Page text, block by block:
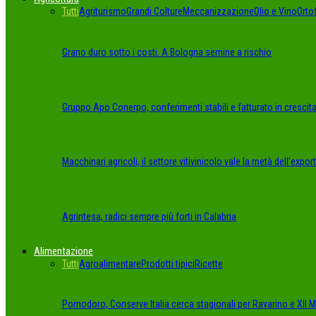
TuttiAgriturismoGrandi ColtureMeccanizzazioneOlio e Vino
Grano duro sotto i costi. A Bologna semine a rischio
Gruppo Apo Conerpo, conferimenti stabili e fatturato in crescita
Macchinari agricoli, il settore vitivinicolo vale la metà dell’export
Agrintesa, radici sempre più forti in Calabria
Alimentazione
TuttiAgroalimentareProdotti tipiciRicette
Pomodoro, Conserve Italia cerca stagionali per Ravarino e XII